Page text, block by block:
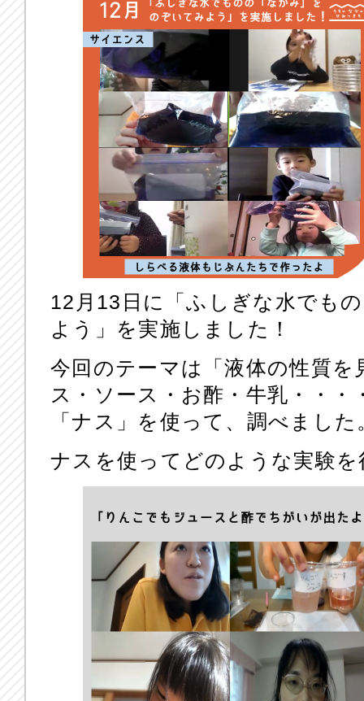
12月13日に「ふしぎな水でも
よう」を実施しました！
今回のテーマは「液体の性質
ス・ソース・お酢・牛乳・・
「ナス」を使って、調べました
ナスを使ってどのような実験